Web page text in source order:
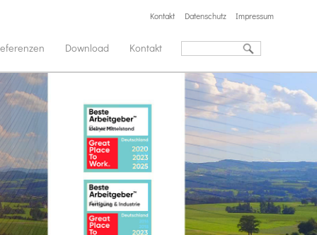
Kontakt Datenschutz Impressum
Download Kontakt